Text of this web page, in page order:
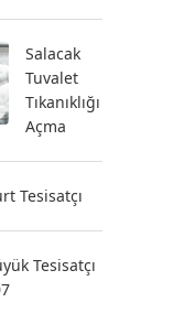
Salacak
Tuvalet
Tıkanıklığı
Açma
Tesisatçı
Tesisatçı